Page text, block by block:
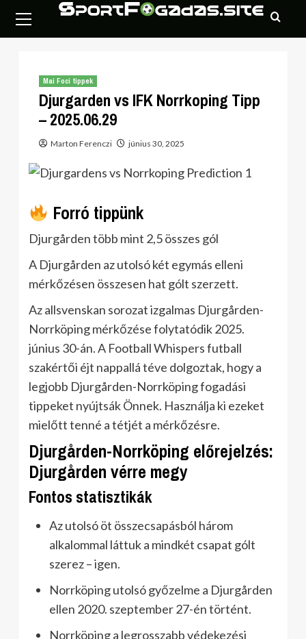
content
Menu
Mai Foci tippek
Djurgarden vs IFK Norrkoping Tipp
– 2025.06.29
Marton Ferenczi június 30, 2025
Forró tippünk
Djurgården több mint 2,5 összes gól
A Djurgården az utolsó két egymás elleni
mérkőzésen összesen hat gólt szerzett.
Az allsvenskan sorozat izgalmas Djurgården-
Norrköping mérkőzése folytatódik 2025.
június 30-án. A Football Whispers futball
szakértői éjt nappallá téve dolgoztak, hogy a
legjobb Djurgården-Norrköping fogadási
tippeket nyújtsák Önnek. Használja ki ezeket
mielőtt tenné a tétjét a mérkőzésre.
Djurgården-Norrköping előrejelzés:
Djurgården vérre megy
Fontos statisztikák
Az utolsó öt összecsapásból három
alkalommal láttuk a mindkét csapat gólt
szerez – igen.
Norrköping utolsó győzelme a Djurgården
ellen 2020. szeptember 27-én történt.
Norrköping a legrosszabb védekezési